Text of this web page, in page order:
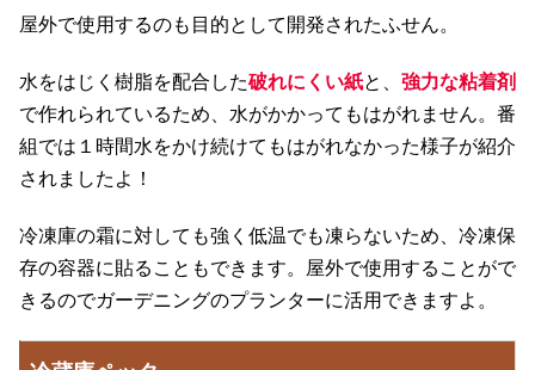
屋外で使用するのも目的として開発されたふせん。
水をはじく樹脂を配合した破れにくい紙と、 強力な粘着剤
で作れられているため、水がかかってもはがれません。番
組では１時間水をかけ続けてもはがれなかった様子が紹介
されましたよ！
冷凍庫の霜に対しても強く低温でも凍らないため、冷凍保
存の容器に貼ることもできます。屋外で使用することがで
きるのでガーデニングのプランターに活用できますよ。